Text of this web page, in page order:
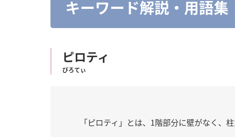
キーワード解説・用語集
ピロティ
ぴろてぃ
「ピロティ」とは、1階部分に壁がなく、